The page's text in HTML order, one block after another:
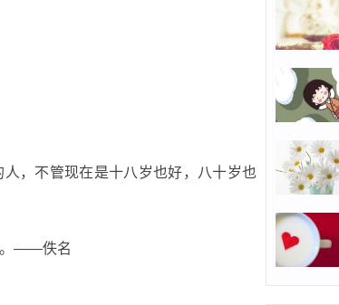
，不管现在是十八岁也好，八十岁也
。——佚名